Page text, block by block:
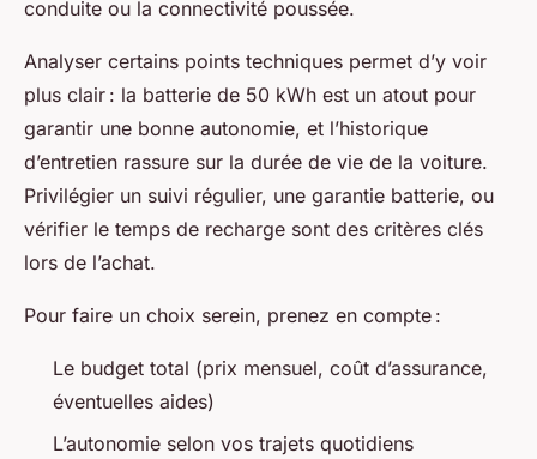
conduite ou la connectivité poussée.
Analyser certains points techniques permet d’y voir
plus clair : la batterie de 50 kWh est un atout pour
garantir une bonne autonomie, et l’historique
d’entretien rassure sur la durée de vie de la voiture.
Privilégier un suivi régulier, une garantie batterie, ou
vérifier le temps de recharge sont des critères clés
lors de l’achat.
Pour faire un choix serein, prenez en compte :
Le budget total (prix mensuel, coût d’assurance,
éventuelles aides)
L’autonomie selon vos trajets quotidiens